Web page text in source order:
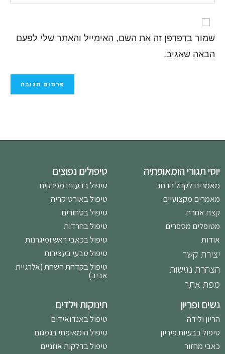
שמור בדפדפן זה את השם, האימייל והאתר שלי לפעם
הבאה שאגיב.
יוסי תגורי הומאופתיה
מאמרים לקהל הרחב
מאמרים מקצועיים
קצת אחרת
מטופלים מספרים
אודות
יצירת קשר
הצהרת נגישות
מפת אתר
טיפולים נפוצים
טיפול בבעיות מפרקים
טיפול באורטיקריה
טיפול בטחורים
טיפול בחרדות
טיפול בכאבי ראש ומיגרנות
טיפול טבעי בעצירות
טיפול בקדחת השחת (אלרגיית
אביב)
נשים ופריון
הריון ולידה
טיפול בבעיות פיריון
כאבי מחזור
תינוקות וילדים
טיפול באנדואידים
טיפול הומאופתי בגמגום
טיפול בדלקות אוזניים